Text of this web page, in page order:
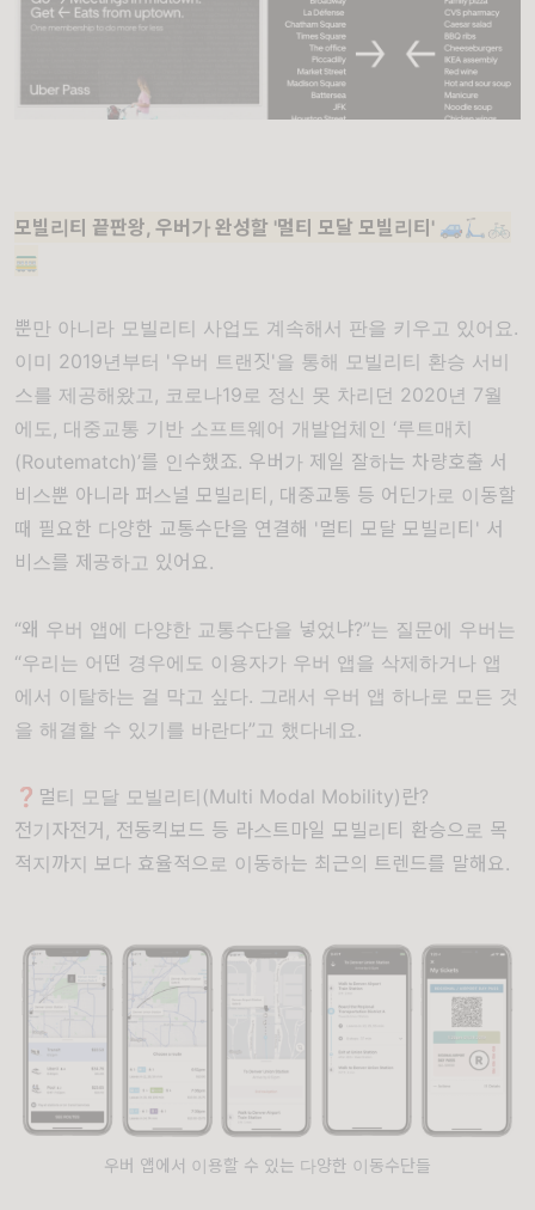
모빌리티 끝판왕, 우버가 완성할 '멀티 모달 모빌리티' 🚙🛴🚲
🚃
뿐만 아니라 모빌리티 사업도 계속해서 판을 키우고 있어요.
이미 2019년부터 '우버 트랜짓'을 통해 모빌리티 환승 서비
스를 제공해왔고, 코로나19로 정신 못 차리던 2020년 7월
에도, 대중교통 기반 소프트웨어 개발업체인 ‘루트매치
(Routematch)’를 인수했죠. 우버가 제일 잘하는 차량호출 서
비스뿐 아니라 퍼스널 모빌리티, 대중교통 등 어딘가로 이동할
때 필요한 다양한 교통수단을 연결해 '멀티 모달 모빌리티' 서
비스를 제공하고 있어요.
“왜 우버 앱에 다양한 교통수단을 넣었냐?”는 질문에 우버는
“우리는 어떤 경우에도 이용자가 우버 앱을 삭제하거나 앱
에서 이탈하는 걸 막고 싶다. 그래서 우버 앱 하나로 모든 것
을 해결할 수 있기를 바란다”고 했다네요.
❓멀티 모달 모빌리티(Multi Modal Mobility)란?
전기자전거, 전동킥보드 등 라스트마일 모빌리티 환승으로 목
적지까지 보다 효율적으로 이동하는 최근의 트렌드를 말해요.
우버 앱에서 이용할 수 있는 다양한 이동수단들